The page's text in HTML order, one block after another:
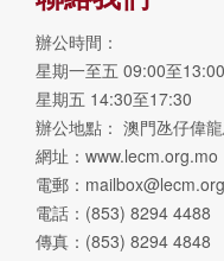
辦公時間：
星期一至五 09:00至
星期五 14:30至17:30
辦公地點： 澳門氹仔偉
網址：www.lecm.org.mo
電郵：
電話：(853) 8294 4488
傳真：(853) 8294 4848